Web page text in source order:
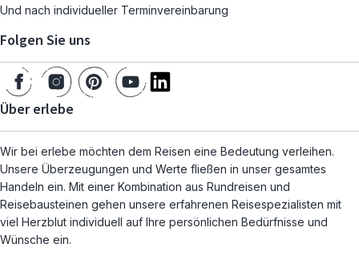
Und nach individueller Terminvereinbarung
Folgen Sie uns
Über erlebe
Wir bei erlebe möchten dem Reisen eine Bedeutung verleihen.
Unsere Überzeugungen und Werte fließen in unser gesamtes
Handeln ein. Mit einer Kombination aus Rundreisen und
Reisebausteinen gehen unsere erfahrenen Reisespezialisten mit
viel Herzblut individuell auf Ihre persönlichen Bedürfnisse und
Wünsche ein.